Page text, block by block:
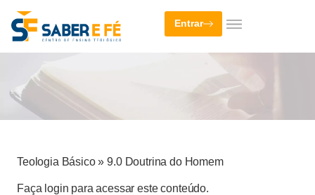
Entrar
Teologia Básico » 9.0 Doutrina do Homem
Faça login para acessar este conteúdo.